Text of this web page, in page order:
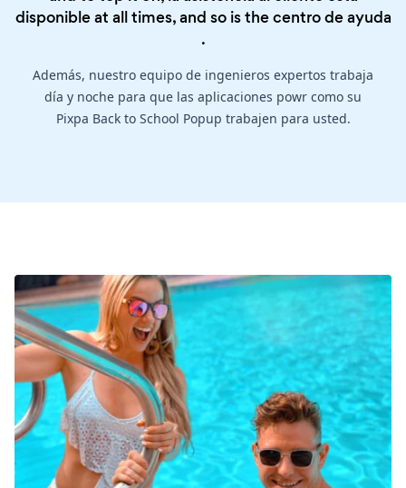
disponible at all times, and so is thecentro de ayuda
.
Además, nuestro equipo de ingenieros expertos trabaja
día y noche para que las aplicaciones powr como su
Pixpa Back to School Popup trabajen para usted.